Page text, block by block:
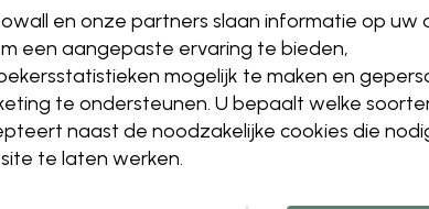
Kantoor
this component. Please contact
en onze partners slaan informatie op uw
een aangepaste ervaring te bieden,
mogelijk te maken en
te ondersteunen. U bepaalt welke
naast de noodzakelijke cookies die
te laten werken.